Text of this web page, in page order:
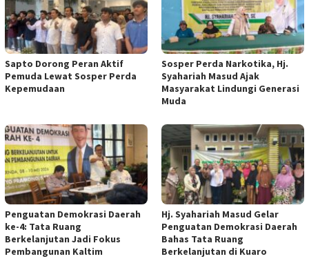
Sapto Dorong Peran Aktif
Pemuda Lewat Sosper Perda
Kepemudaan
Sosper Perda Narkotika, Hj.
Syahariah Masud Ajak
Masyarakat Lindungi Generasi
Muda
Penguatan Demokrasi Daerah
ke-4: Tata Ruang
Berkelanjutan Jadi Fokus
Pembangunan Kaltim
Hj. Syahariah Masud Gelar
Penguatan Demokrasi Daerah
Bahas Tata Ruang
Berkelanjutan di Kuaro